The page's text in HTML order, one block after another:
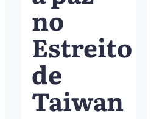
no
Estreito
de
Taiwan